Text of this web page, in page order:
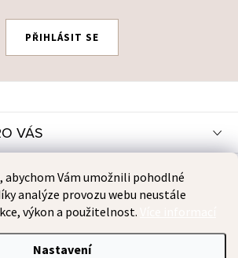
abychom Vám umožnili pohodlné
analýze provozu webu neustále
výkon a použitelnost.
Nastavení
PŘIHLÁSIT SE
VÁS
PLATBY